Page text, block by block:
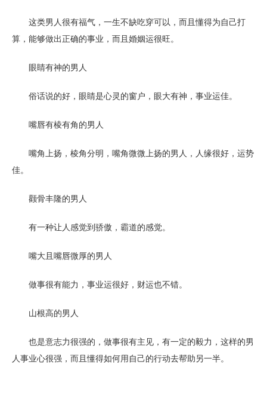
这类男人很有福气，一生不缺吃穿可以，而且懂得为自己打
算，能够做出正确的事业，而且婚姻运很旺。
眼睛有神的男人
俗话说的好，眼睛是心灵的窗户，眼大有神，事业运佳。
嘴唇有棱有角的男人
嘴角上扬，棱角分明，嘴角微微上扬的男人，人缘很好，运势
佳。
颧骨丰隆的男人
有一种让人感觉到骄傲，霸道的感觉。
嘴大且嘴唇微厚的男人
做事很有能力，事业运很好，财运也不错。
山根高的男人
也是意志力很强的，做事很有主见，有一定的毅力，这样的男
人事业心很强，而且懂得如何用自己的行动去帮助另一半。